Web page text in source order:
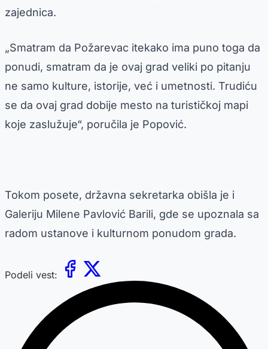
zajednica.
„Smatram da Požarevac itekako ima puno toga da
ponudi, smatram da je ovaj grad veliki po pitanju
ne samo kulture, istorije, već i umetnosti. Trudiću
se da ovaj grad dobije mesto na turističkoj mapi
koje zaslužuje“, poručila je Popović.
Tokom posete, državna sekretarka obišla je i
Galeriju Milene Pavlović Barili, gde se upoznala sa
radom ustanove i kulturnom ponudom grada.
Podeli vest: